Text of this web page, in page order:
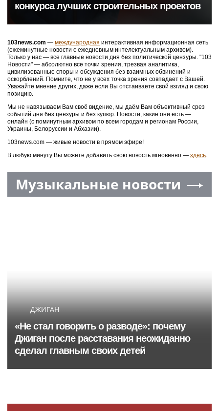
конкурса лучших строительных проектов
103news.com — международная интерактивная информационная сеть
(ежеминутные новости с ежедневным интелектуальным архивом).
Только у нас — все главные новости дня без политической цензуры. "103
Новости" — абсолютно все точки зрения, трезвая аналитика,
цивилизованные споры и обсуждения без взаимных обвинений и
оскорблений. Помните, что не у всех точка зрения совпадает с Вашей.
Уважайте мнение других, даже если Вы отстаиваете свой взгляд и свою
позицию.
Мы не навязываем Вам своё видение, мы даём Вам объективный срез
событий дня без цензуры и без купюр. Новости, какие они есть —
онлайн (с поминутным архивом по всем городам и регионам России,
Украины, Белоруссии и Абхазии).
103news.com — живые новости в прямом эфире!
В любую минуту Вы можете добавить свою новость мгновенно — здесь.
Музыкальные новости
ДЖИГАН
«Не стал говорить о разводе»: почему
Джиган после расставания неожиданно
сделал главным своих детей